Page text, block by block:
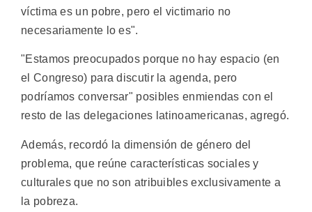
víctima es un pobre, pero el victimario no
necesariamente lo es".
"Estamos preocupados porque no hay espacio (en
el Congreso) para discutir la agenda, pero
podríamos conversar" posibles enmiendas con el
resto de las delegaciones latinoamericanas, agregó.
Además, recordó la dimensión de género del
problema, que reúne características sociales y
culturales que no son atribuibles exclusivamente a
la pobreza.